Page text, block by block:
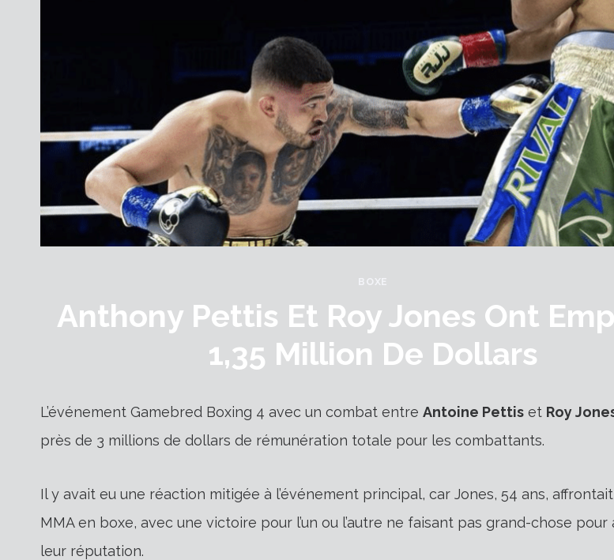
BOXE
Anthony Pettis Et Roy Jones Ont
1,35 Million De Dollars
L’événement Gamebred Boxing 4 avec un combat entre Antoine Pettis et Roy
près de 3 millions de dollars de rémunération totale pour les combattants.
Il y avait eu une réaction mitigée à l’événement principal, car Jones, 54 ans,
MMA en boxe, avec une victoire pour l’un ou l’autre ne faisant pas grand-chose
leur réputation.